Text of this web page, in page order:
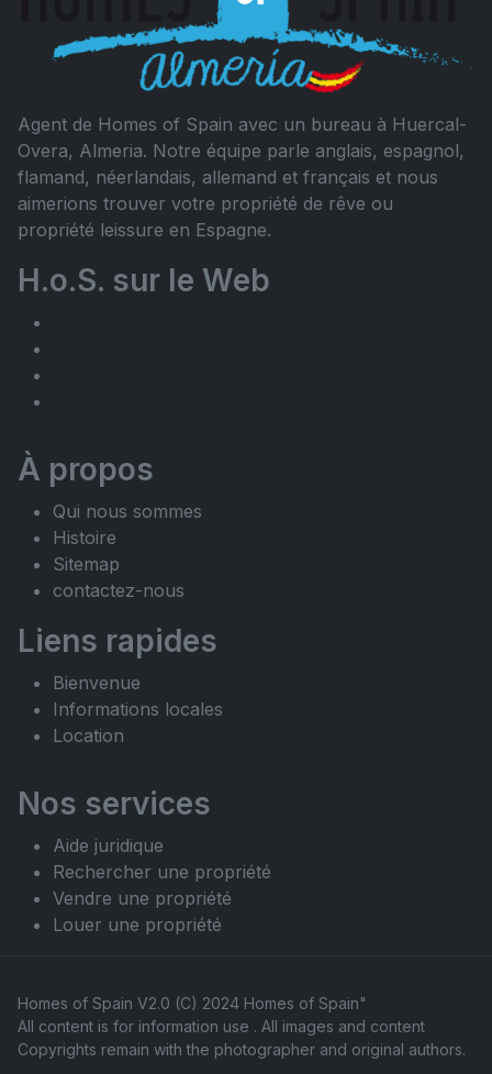
Agent de Homes of Spain avec un bureau à Huercal-
Overa, Almeria. Notre équipe parle anglais, espagnol,
flamand, néerlandais, allemand et français et nous
aimerions trouver votre propriété de rêve ou
propriété leissure en Espagne.
H.o.S. sur le Web
À propos
Qui nous sommes
Histoire
Sitemap
contactez-nous
Liens rapides
Bienvenue
Informations locales
Location
Nos services
Aide juridique
Rechercher une propriété
Vendre une propriété
Louer une propriété
Homes of Spain V2.0 (C) 2024 Homes of Spain"
All content is for information use . All images and content
Copyrights remain with the photographer and original authors.